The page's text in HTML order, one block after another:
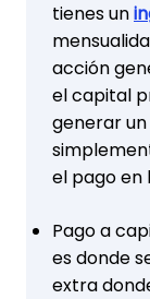
tienes un
acción
el capital
generar
el pago en
Pago a
es donde
extra